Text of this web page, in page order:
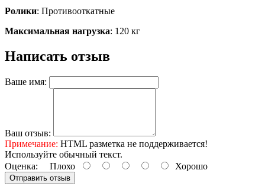
Ролики: Противооткатные
Максимальная нагрузка: 120 кг
Написать отзыв
Ваше имя:
Ваш отзыв:
Примечание: HTML разметка не поддерживается!
Используйте обычный текст.
Оценка: Плохо Хорошо
Отправить отзыв